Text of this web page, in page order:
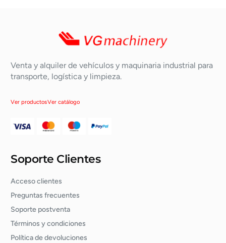
Venta y alquiler de vehículos y maquinaria industrial para
transporte, logística y limpieza.
Ver productosVer catálogo
Soporte Clientes
Acceso clientes
Preguntas frecuentes
Soporte postventa
Términos y condiciones
Política de devoluciones